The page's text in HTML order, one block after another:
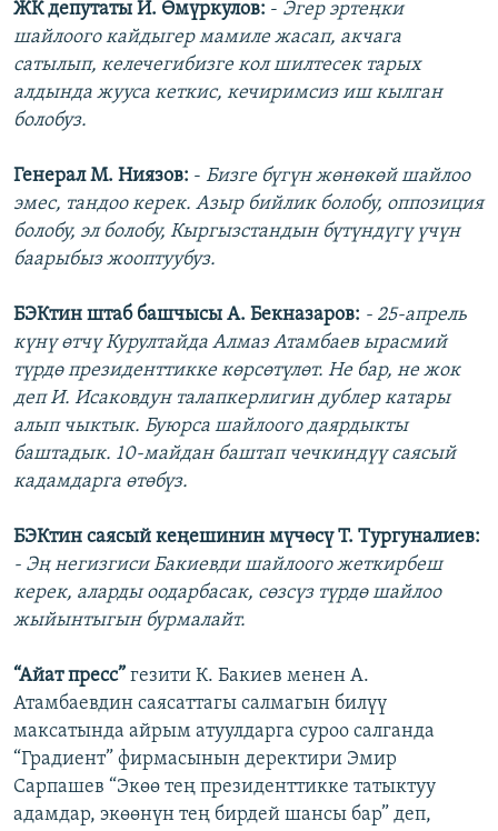
ЖК депутаты И. Өмүркулов: - Эгер эртеңки
шайлоого кайдыгер мамиле жасап, акчага
сатылып, келечегибизге кол шилтесек тарых
алдында жууса кеткис, кечиримсиз иш кылган
болобуз.
Генерал М. Ниязов: - Бизге бүгүн жөнөкөй шайлоо
эмес, тандоо керек. Азыр бийлик болобу, оппозиция
болобу, эл болобу, Кыргызстандын бүтүндүгү үчүн
баарыбыз жооптуубуз.
БЭКтин штаб башчысы А. Бекназаров: - 25-апрель
күнү өтчү Курултайда Алмаз Атамбаев ырасмий
түрдө президенттикке көрсөтүлөт. Не бар, не жок
деп И. Исаковдун талапкерлигин дублер катары
алып чыктык. Буюрса шайлоого даярдыкты
баштадык. 10-майдан баштап чечкиндүү саясый
кадамдарга өтөбүз.
БЭКтин саясый кеңешинин мүчөсү Т. Тургуналиев:
- Эң негизгиси Бакиевди шайлоого жеткирбеш
керек, аларды оодарбасак, сөзсүз түрдө шайлоо
жыйынтыгын бурмалайт.
“Айат пресс” гезити К. Бакиев менен А.
Атамбаевдин саясаттагы салмагын билүү
максатында айрым атуулдарга суроо салганда
“Градиент” фирмасынын деректири Эмир
Сарпашев “Экөө тең президенттикке татыктуу
адамдар, экөөнүн тең бирдей шансы бар” деп,